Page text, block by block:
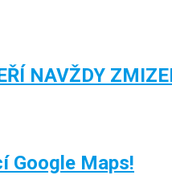
NAVŽDY
Google Maps!